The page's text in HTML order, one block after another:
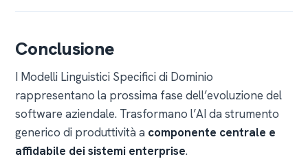
Conclusione
I Modelli Linguistici Specifici di Dominio
rappresentano la prossima fase dell’evoluzione del
software aziendale. Trasformano l’AI da strumento
generico di produttività a componente centrale e
affidabile dei sistemi enterprise.